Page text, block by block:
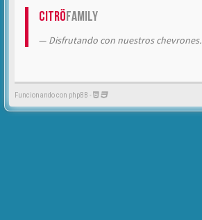
CitröFamily
Disfrutando con nuestros chevrones.
Funcionando con phpBB -